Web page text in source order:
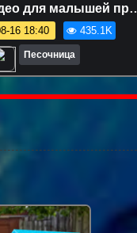
для малышей про
игрушки
16 18:40 435.1K
Песочница